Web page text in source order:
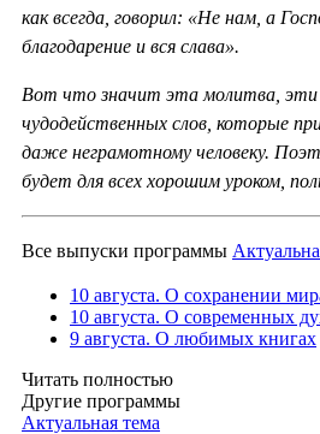
как всегда, говорил: «Не нам, а
благодарение и вся слава».
Вот что значит эта молитва, эти
чудодейственных слов, которые
даже неграмотному человеку.
будет для всех хорошим уроком,
Все выпуски программы
10 августа. О сохранении
10 августа. О современных
9 августа. О любимых книгах
Читать полностью
Другие программы
Актуальная тема